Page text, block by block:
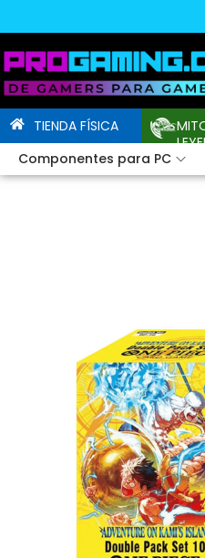
TIENDA FÍSICA
Componentes para PC